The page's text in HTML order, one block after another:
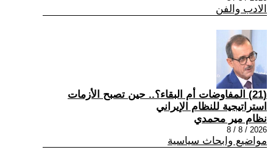
الادب والفن
(21) المفاوضات أم البقاء؟.. حين تصبح الأزمات
استراتيجية للنظام الإيراني
نظام مير محمدي
2026 / 8 / 8
مواضيع وابحاث سياسية